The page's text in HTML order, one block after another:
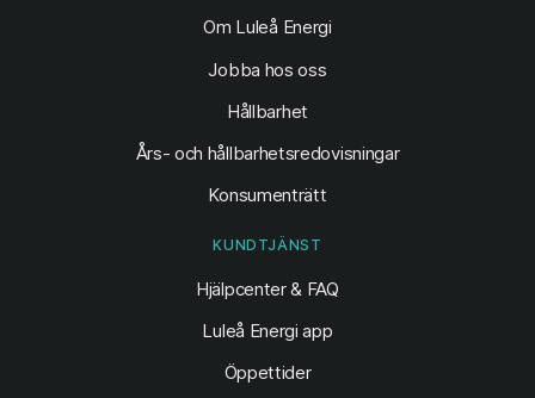
Om Luleå Energi
Jobba hos oss
Hållbarhet
Års- och hållbarhetsredovisningar
Konsumenträtt
KUNDTJÄNST
Hjälpcenter & FAQ
Luleå Energi app
Öppettider